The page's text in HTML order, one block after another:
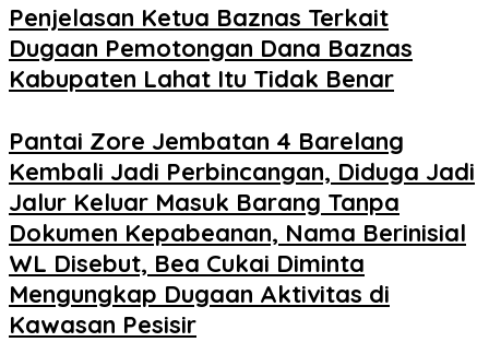
Penjelasan Ketua Baznas Terkait
Dugaan Pemotongan Dana Baznas
Kabupaten Lahat Itu Tidak Benar
Pantai Zore Jembatan 4 Barelang
Kembali Jadi Perbincangan, Diduga Jadi
Jalur Keluar Masuk Barang Tanpa
Dokumen Kepabeanan, Nama Berinisial
WL Disebut, Bea Cukai Diminta
Mengungkap Dugaan Aktivitas di
Kawasan Pesisir